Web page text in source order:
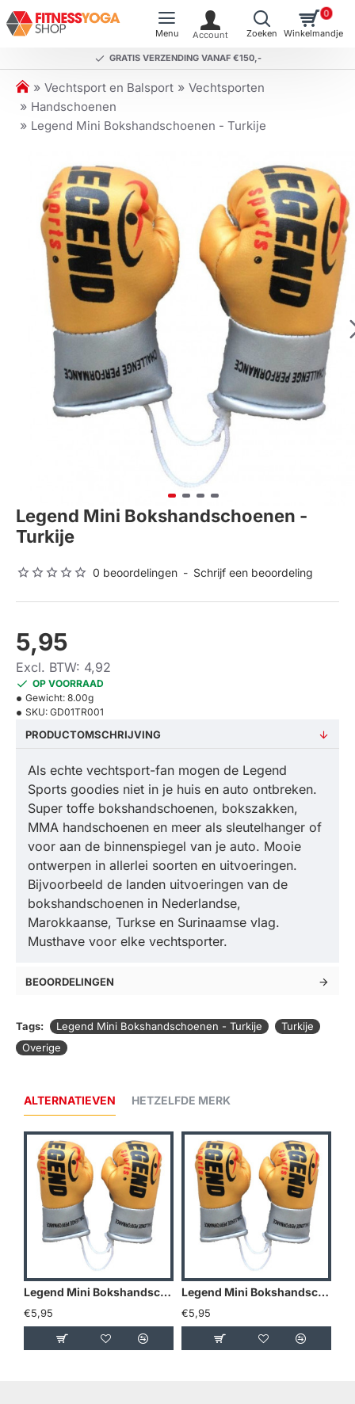
GRATIS VERZENDING VANAF €150,-
0
h
o
m
Vechtsport en Balsport
Vechtsporten
Handschoenen
Legend Mini Bokshandschoenen - Turkije
Legend Mini Bokshandschoenen -
Turkije
0 beoordelingen - Schrijf een beoordeling
5,95
Excl. BTW: 4,92
OP VOORRAAD
Gewicht: 8.00g
SKU: GD01TR001
PRODUCTOMSCHRIJVING
Als echte vechtsport-fan mogen de Legend
Sports goodies niet in je huis en auto ontbreken.
Super toffe bokshandschoenen, bokszakken,
MMA handschoenen en meer als sleutelhanger of
voor aan de binnenspiegel van je auto. Mooie
ontwerpen in allerlei soorten en uitvoeringen.
Bijvoorbeeld de landen uitvoeringen van de
bokshandschoenen in Nederlandse,
Marokkaanse, Turkse en Surinaamse vlag.
Musthave voor elke vechtsporter.
BEOORDELINGEN
Tags: Legend Mini Bokshandschoenen - Turkije
Turkije
Overige
ALTERNATIEVEN HETZELFDE MERK
Legend Mini Bokshandschoenen - Goud/Geel
€5,95
Legend Mini Bokshandschoenen - Holland
€5,95